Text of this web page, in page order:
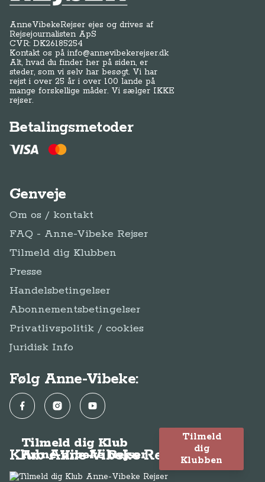
AnneVibekeRejser ejes og drives af
Rejsejournalisten ApS
CVR: DK26185254
Kontakt os påinfo@annevibekerejser.dk
Alt, hvad du finder her på siden, er
steder, som vi selv har besøgt. Vi har
rejst i over 25 år i over 100 lande på
mange forskellige måder. Vi sælger IKKE
rejser.
Betalingsmetoder
Genveje
Om os / kontakt
FAQ - Anne-Vibeke Rejser
Tilmeld dig Klubben
Presse
Handelsbetingelser
Abonnementsbetingelser
Privatlivspolitik / cookies
Juridisk Info
Følg Anne-Vibeke:
FacebookInstagramYouTube
Klub Anne-Vibeke Rejser
Tilmeld dig Klub
Anne-Vibeke Rejser
Tilmeld
dig
Klubben